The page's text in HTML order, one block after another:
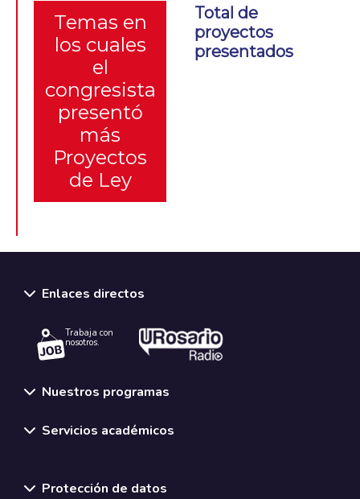
Temas en
los cuales
el
congresista
presentó
más
Proyectos
de Ley
Total de
proyectos
presentados
Enlaces directos
Trabaja con
nosotros.
Nuestros programas
Servicios académicos
Protección de datos